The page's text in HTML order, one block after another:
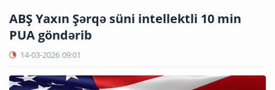
ABŞ Yaxın Şərqə süni intellektli 10 min
PUA göndərib
14-03-2026 09:01